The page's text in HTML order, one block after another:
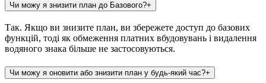
Чи можу я знизити план до Базового?+
Так. Якщо ви знизите план, ви збережете доступ до базових
функцій, тоді як обмеження платних вбудовувань і видалення
водяного знака більше не застосовуються.
Чи можу я оновити або знизити план у будь-який час?+